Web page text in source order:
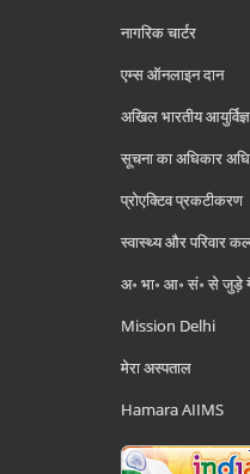
नागरिक चार्टर
एम्स ऑनलाइन दान
अखिल भारतीय
सूचना का अधिकार
प्रोएक्टिव प्रकटीकरण
स्वास्थ्य और परिवार
अ॰ भा॰ आ॰ सं॰ से जुड़े
Mission Delhi
मेरा अस्पताल
Hamara AIIMS